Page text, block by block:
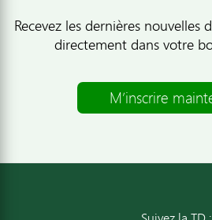
Recevez les dernières nouvelles
directement dans votre
M’inscrire